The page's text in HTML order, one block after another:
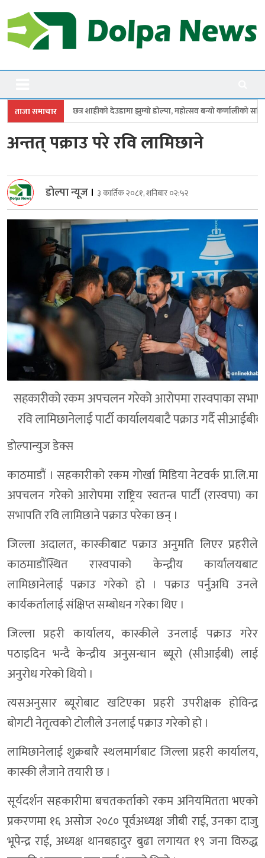
to
content
Dolpanews
ताजा समाचार
शाहीको देउडामा झुम्यो डोल्पा, महोत्सव बन्यो कर्णालीको सांगीतिक उत्सव
अन्तत् पक्राउ परे रवि लामिछाने
डोल्पा न्यूज । ३ कार्तिक २०८१, शनिबार ०२:५२
डाेल्पान्युज डेक्स
काठमाडौं । सहकारीको रकम गोर्खा मिडिया नेटवर्क प्रा.लि.मा
अपचलन गरेको आरोपमा राष्ट्रिय स्वतन्त्र पार्टी (रास्वपा) का
सभापति रवि लामिछाने पक्राउ परेका छन् ।
जिल्ला अदालत, कास्कीबाट पक्राउ अनुमति लिएर प्रहरीले
काठमाडौंस्थित रास्वपाको केन्द्रीय कार्यालयबाट
लामिछानेलाई पक्राउ गरेको हो । पक्राउ पर्नुअघि उनले
कार्यकर्तालाई संक्षिप्त सम्बोधन गरेका थिए ।
जिल्ला प्रहरी कार्यालय, कास्कीले उनलाई पक्राउ गरेर
पठाइदिन भन्दै केन्द्रीय अनुसन्धान ब्यूरो (सीआईबी) लाई
अनुरोध गरेको थियो ।
त्यसअनुसार ब्यूरोबाट खटिएका प्रहरी उपरीक्षक होविन्द्र
बोगटी नेतृत्वको टोलीले उनलाई पक्राउ गरेको हो ।
लामिछानेलाई शुक्रबारै स्थलमार्गबाट जिल्ला प्रहरी कार्यालय,
कास्की लैजाने तयारी छ ।
सूर्यदर्शन सहकारीमा बचतकर्ताको रकम अनियमितता भएको
प्रकरणमा १६ असोज २०८० पूर्वअध्यक्ष जीबी राई, उनका दाजु
भूपेन्द्र राई, अध्यक्ष थानबहादुर बुढा लगायत १९ जना विरुद्ध